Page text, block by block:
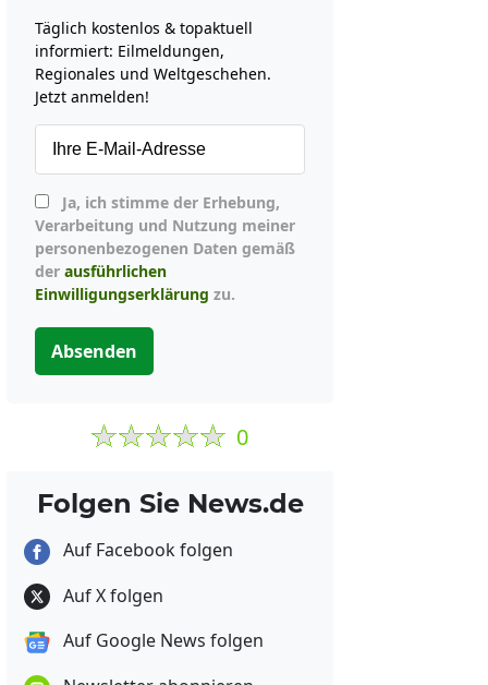
Täglich kostenlos & topaktuell
informiert: Eilmeldungen,
Regionales und Weltgeschehen.
Jetzt anmelden!
Verarbeitung und Nutzung meiner
personenbezogenen Daten gemäß
der ausführlichen
Einwilligungserklärung zu.
Absenden
0
Folgen Sie News.de
Auf Facebook folgen
Auf X folgen
Auf Google News folgen